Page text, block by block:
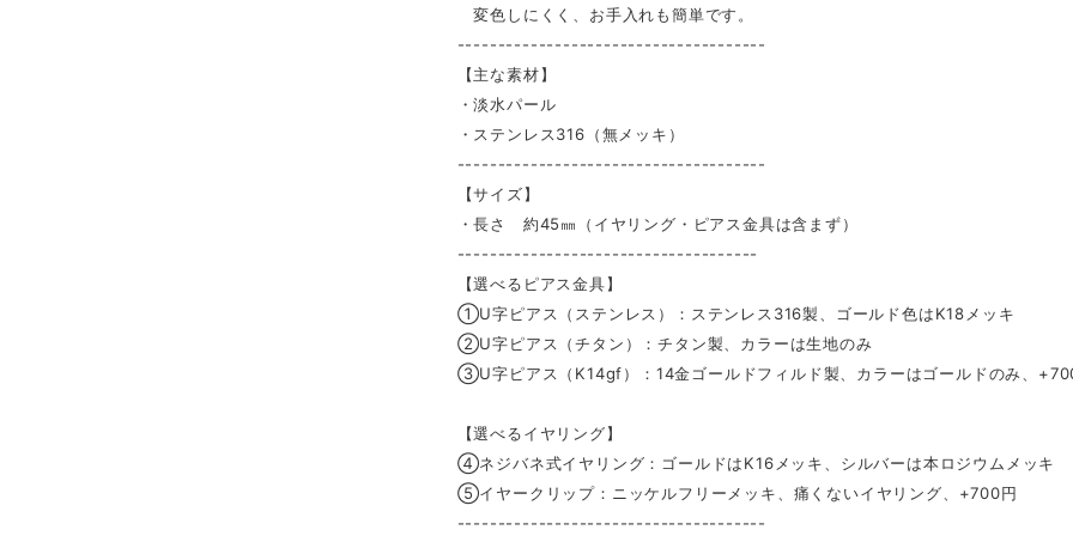
変色しにくく、お手入れも簡単です。
--------------------------------------
【主な素材】
・淡水パール
・ステンレス316（無メッキ）
--------------------------------------
【サイズ】
・長さ 約45㎜（イヤリング・ピアス金具は含まず）
-------------------------------------
【選べるピアス金具】
①U字ピアス（ステンレス）：ステンレス316製、ゴールド色はK18メッキ
②U字ピアス（チタン）：チタン製、カラーは生地のみ
③U字ピアス（K14gf）：14金ゴールドフィルド製、カラーはゴールドのみ、
【選べるイヤリング】
④ネジバネ式イヤリング：ゴールドはK16メッキ、シルバーは本ロジウムメッキ
⑤イヤークリップ：ニッケルフリーメッキ、痛くないイヤリング、+700円
--------------------------------------